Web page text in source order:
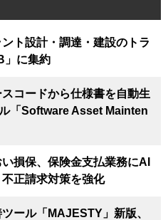
ト設計・調達・建設のトラ
」に集約
コードから仕様書を自動生
「Software Asset Mainten
損保、保険金支払業務にAI
正請求対策を強化
ール「MAJESTY」新版、